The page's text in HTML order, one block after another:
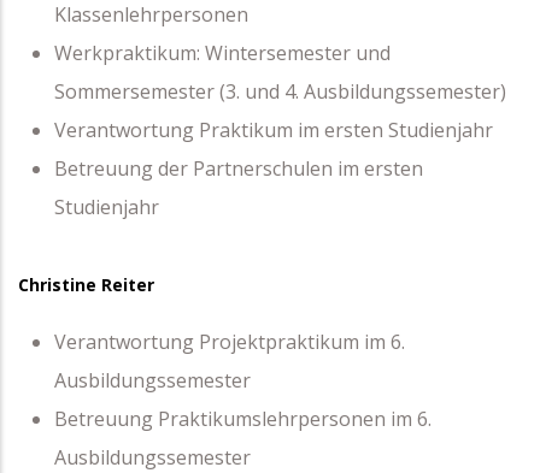
Klassenlehrpersonen
Werkpraktikum: Wintersemester und
Sommersemester (3. und 4. Ausbildungssemester)
Verantwortung Praktikum im ersten Studienjahr
Betreuung der Partnerschulen im ersten
Studienjahr
Christine Reiter
Verantwortung Projektpraktikum im 6.
Ausbildungssemester
Betreuung Praktikumslehrpersonen im 6.
Ausbildungssemester